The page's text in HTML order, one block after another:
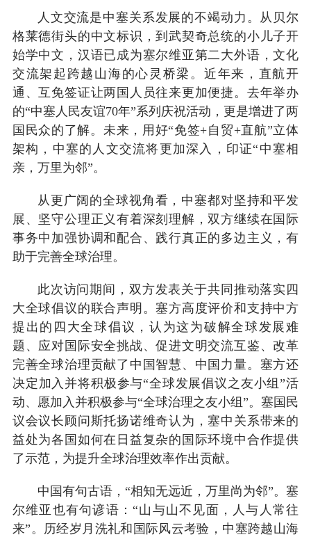
人文交流是中塞关系发展的不竭动力。从贝尔
格莱德街头的中文标识，到武契奇总统的小儿子开
始学中文，汉语已成为塞尔维亚第二大外语，文化
交流架起跨越山海的心灵桥梁。近年来，直航开
通、互免签证让两国人员往来更加便捷。去年举办
的“中塞人民友谊70年”系列庆祝活动，更是增进了两
国民众的了解。未来，用好“免签+自贸+直航”立体
架构，中塞的人文交流将更加深入，印证“中塞相
亲，万里为邻”。
从更广阔的全球视角看，中塞都对坚持和平发
展、坚守公理正义有着深刻理解，双方继续在国际
事务中加强协调和配合、践行真正的多边主义，有
助于完善全球治理。
此次访问期间，双方发表关于共同推动落实四
大全球倡议的联合声明。塞方高度评价和支持中方
提出的四大全球倡议，认为这为破解全球发展难
题、应对国际安全挑战、促进文明交流互鉴、改革
完善全球治理贡献了中国智慧、中国力量。塞方还
决定加入并将积极参与“全球发展倡议之友小组”活
动、愿加入并积极参与“全球治理之友小组”。塞国民
议会议长顾问斯托扬诺维奇认为，塞中关系带来的
益处为各国如何在日益复杂的国际环境中合作提供
了示范，为提升全球治理效率作出贡献。
中国有句古语，“相知无远近，万里尚为邻”。塞
尔维亚也有句谚语：“山与山不见面，人与人常往
来”。历经岁月洗礼和国际风云考验，中塞跨越山海